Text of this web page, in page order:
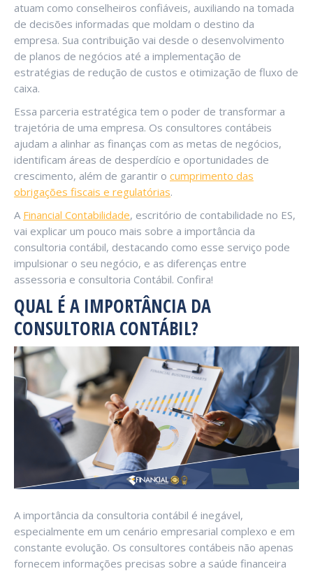
atuam como conselheiros confiáveis, auxiliando na tomada
de decisões informadas que moldam o destino da
empresa. Sua contribuição vai desde o desenvolvimento
de planos de negócios até a implementação de
estratégias de redução de custos e otimização de fluxo de
caixa.
Essa parceria estratégica tem o poder de transformar a
trajetória de uma empresa. Os consultores contábeis
ajudam a alinhar as finanças com as metas de negócios,
identificam áreas de desperdício e oportunidades de
crescimento, além de garantir o cumprimento das
obrigações fiscais e regulatórias.
A Financial Contabilidade, escritório de contabilidade no ES,
vai explicar um pouco mais sobre a importância da
consultoria contábil, destacando como esse serviço pode
impulsionar o seu negócio, e as diferenças entre
assessoria e consultoria Contábil. Confira!
QUAL É A IMPORTÂNCIA DA
CONSULTORIA CONTÁBIL?
A importância da consultoria contábil é inegável,
especialmente em um cenário empresarial complexo e em
constante evolução. Os consultores contábeis não apenas
fornecem informações precisas sobre a saúde financeira